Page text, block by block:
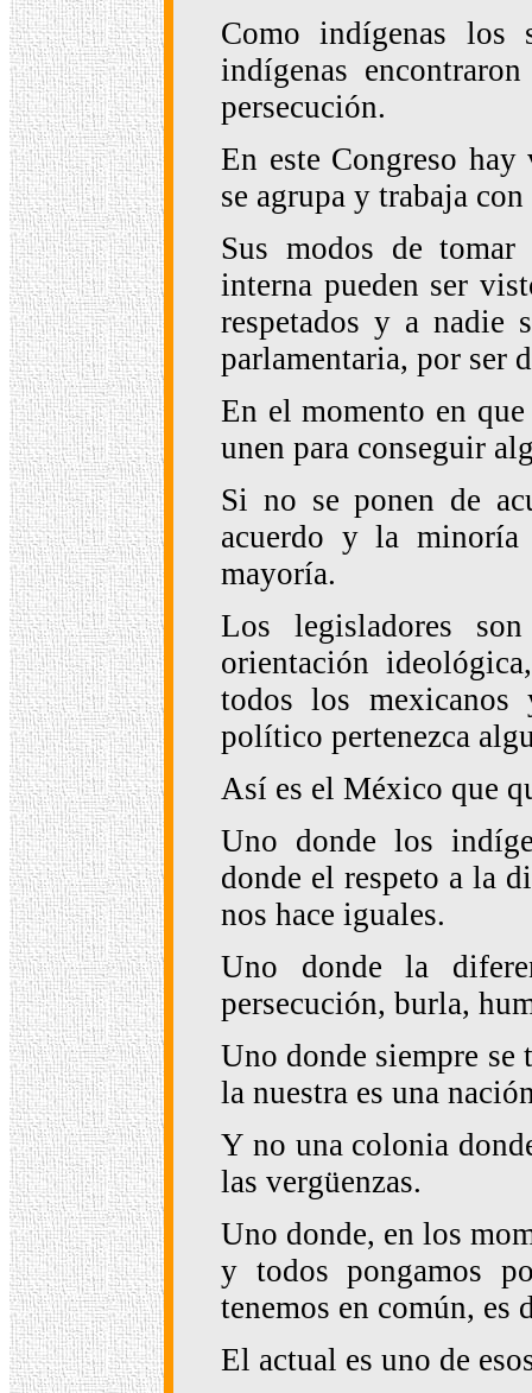
Como indígenas los
indígenas
persecución.
En este Congreso
se agrupa y trabaja
Sus modos de
interna pueden ser
respetados y a nadie
parlamentaria, por ser
En el momento en
unen para conseguir
Si no se ponen de
acuerdo y la
mayoría.
Los legisladores
orientación
todos los
político pertenezca
Así es el México que
Uno donde los
donde el respeto a la
nos hace iguales.
Uno donde la
persecución, burla,
Uno donde siempre se
la nuestra es una
Y no una colonia
las vergüenzas.
Uno donde, en los
y todos pongamos
tenemos en común, es
El actual es uno de